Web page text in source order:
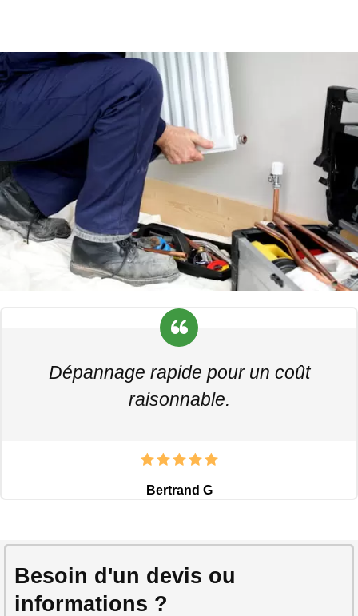
Dépannage rapide pour un coût
raisonnable.
Bertrand G
Besoin d'un devis ou
informations ?